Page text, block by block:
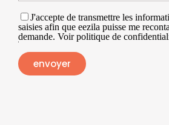
J'accepte de transmettre les
saisies afin que eezila puisse me
demande. Voir politique de